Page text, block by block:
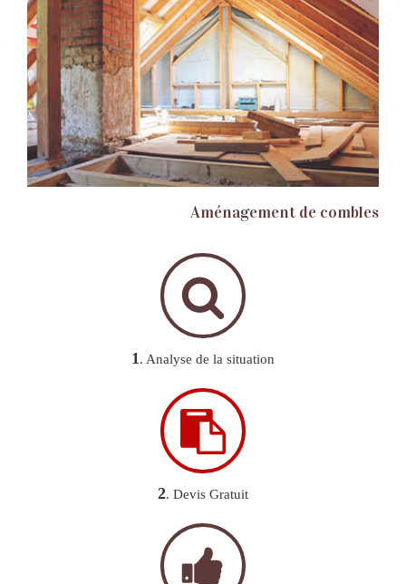
Aménagement de combles
1 . Analyse de la situation
2. Devis Gratuit